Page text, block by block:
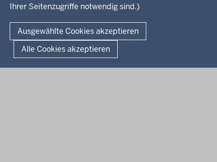
Ihrer Seitenzugriffe notwendig sind.)
Ausgewählte Cookies akzeptieren
Alle Cookies akzeptieren
Kontakt
Fußzeile
Datenschutz Erklärung zur Barrierefreiheit